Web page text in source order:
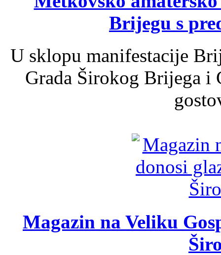
Brijegu s
U sklopu manifestacije
Grada Širokog Brijega
Magazin na Veliku